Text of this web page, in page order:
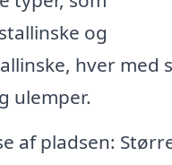
og
hver med
ulemper.
af pladsen: